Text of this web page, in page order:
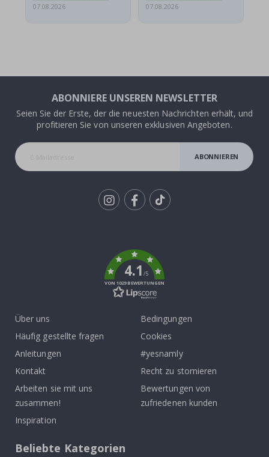
07.08.2026
07.08.2026
ABONNIERE UNSEREN NEWSLETTER
Seien Sie der Erste, der die neuesten Nachrichten erhält, und
profitieren Sie von unseren exklusiven Angeboten.
ABONNIEREN
4.1/5
VON 1029 BEWERTUNGEN
Über uns
Häufig gestellte fragen
Anleitungen
Kontakt
Arbeiten sie mit uns
zusammen!
Inspiration
Bedingungen
Cookies
#yesnamly
Recht zu stornieren
Bewertungen von
zufriedenen kunden
Beliebte Kategorien